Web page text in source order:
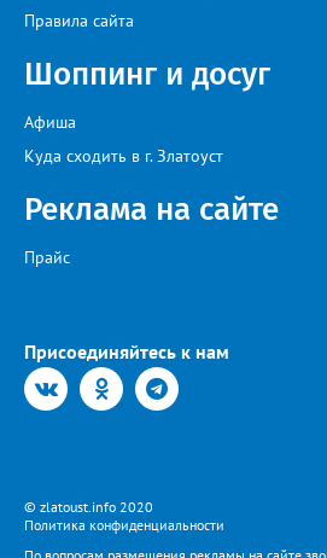
Правила сайта
Шоппинг и досуг
Афиша
Куда сходить в г. Златоуст
Реклама на сайте
Прайс
Присоединяйтесь к нам
© zlatoust.info 2020
Политика конфиденциальности